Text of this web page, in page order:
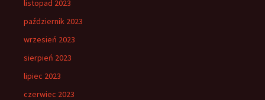
listopad 2023
październik 2023
wrzesień 2023
sierpień 2023
lipiec 2023
czerwiec 2023